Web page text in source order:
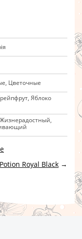
Цветочные
Яблоко
Royal Black →